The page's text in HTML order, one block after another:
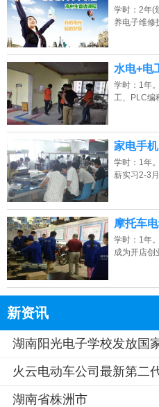
学时：2年(
养电子维修
水电+电
学时：1年
工、PLC编
家电手
学时：1年
薪实习2-3
摩托车
学时：1年
成为开店创
新资讯
湖南阳光电子学校发放国
火云电动车公司最新第二
湖南省株洲市